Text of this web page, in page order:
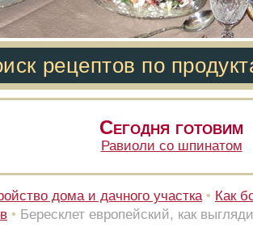
рецептов по
Сегодня готовим
Равиоли со шпинатом
дома и дачного участка • Как
• Бересклет европейский, как